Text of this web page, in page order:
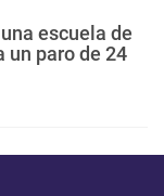
escuela de
un paro de 24